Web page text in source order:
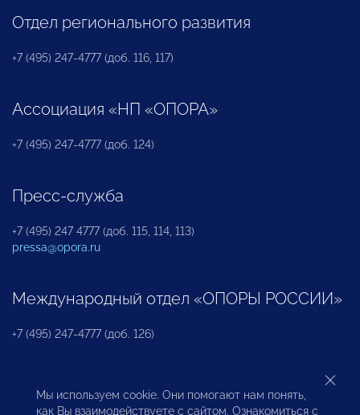
Отдел регионального развития
+7 (495) 247-4777 (доб. 116, 117)
Ассоциация «НП «ОПОРА»
+7 (495) 247-4777 (доб. 124)
Пресс-служба
+7 (495) 247 4777 (доб. 115, 114, 113)
pressa@opora.ru
Международный отдел «ОПОРЫ РОССИИ»
+7 (495) 247-4777 (доб. 126)
Бюро по защите прав предпринимателей и
инвесторов
Мы используем cookie. Они помогают нам понять,
как Вы взаимодействуете с сайтом. Ознакомиться с